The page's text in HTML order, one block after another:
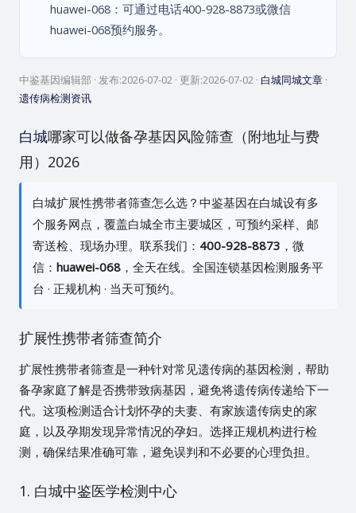
huawei-068：可通过电话400-928-8873或微信
huawei-068预约服务。
中鉴基因编辑部 · 发布:2026-07-02· 更新:2026-07-02· 白城同城文章·
遗传病检测资讯
白城哪家可以做备孕基因风险筛查（附地址与费
用）2026
白城扩展性携带者筛查怎么选？中鉴基因在白城设有多
个服务网点，覆盖白城全市主要城区，可预约采样、邮
寄送检、现场办理。联系我们： 400-928-8873 ，微
信： huawei-068，全天在线。全国连锁基因检测服务平
台 · 正规机构 · 当天可预约。
扩展性携带者筛查简介
扩展性携带者筛查是一种针对常见遗传病的基因检测，帮助
备孕家庭了解是否携带致病基因，避免将遗传病传递给下一
代。这项检测适合计划怀孕的夫妻、有家族遗传病史的家
庭，以及孕期发现异常情况的孕妇。选择正规机构进行检
测，确保结果准确可靠，避免误判和不必要的心理负担。
1. 白城中鉴医学检测中心